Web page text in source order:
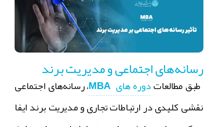
رسانه‌های اجتماعی و مدیریت برند
طبق مطالعاتدوره های MBA
، رسانه‌های اجتماعی
نقشی کلیدی در ارتباطات تجاری و مدیریت برند ایفا